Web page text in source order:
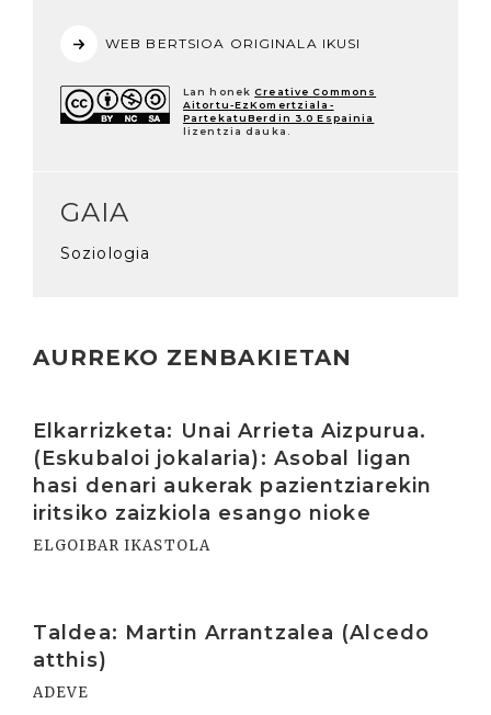
WEB BERTSIOA ORIGINALA IKUSI
Lan honek Creative Commons
Aitortu-EzKomertziala-
PartekatuBerdin 3.0 Espainia
lizentzia dauka.
GAIA
Soziologia
AURREKO ZENBAKIETAN
Elkarrizketa: Unai Arrieta Aizpurua.
(Eskubaloi jokalaria): Asobal ligan
hasi denari aukerak pazientziarekin
iritsiko zaizkiola esango nioke
ELGOIBAR IKASTOLA
Taldea: Martin Arrantzalea (Alcedo
atthis)
ADEVE